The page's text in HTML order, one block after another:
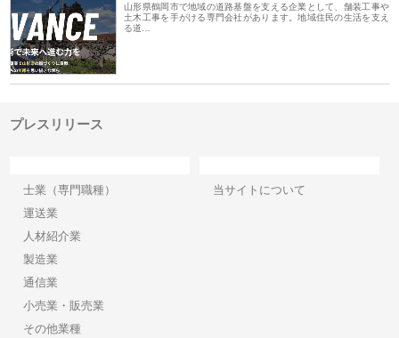
山形県鶴岡市で地域の道路基盤を支える企業として、舗装工事や
土木工事を手がける専門会社があります。地域住民の生活を支え
る道…
プレスリリース
士業（専門職種）
運送業
人材紹介業
製造業
通信業
小売業・販売業
その他業種
当サイトについて